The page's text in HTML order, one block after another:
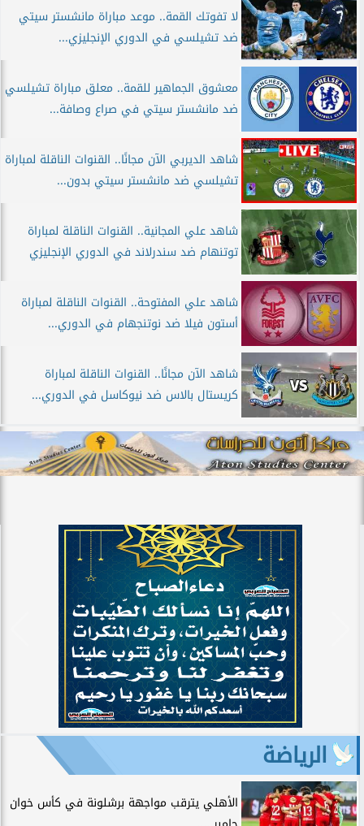
لا تفوتك القمة.. موعد مباراة مانشستر سيتي
ضد تشيلسي في الدوري الإنجليزي...
معشوق الجماهير للقمة.. معلق مباراة تشيلسي
ضد مانشستر سيتي في صراع وصافة...
شاهد الديربي الآن مجانًا.. القنوات الناقلة لمباراة
تشيلسي ضد مانشستر سيتي بدون...
شاهد علي المجانية.. القنوات الناقلة لمباراة
توتنهام ضد سندرلاند في الدوري الإنجليزي
شاهد علي المفتوحة.. القنوات الناقلة لمباراة
أستون فيلا ضد نوتنجهام في الدوري...
شاهد الآن مجانًا.. القنوات الناقلة لمباراة
كريستال بالاس ضد نيوكاسل في الدوري...
الرياضة
الأهلي يترقب مواجهة برشلونة في كأس خوان